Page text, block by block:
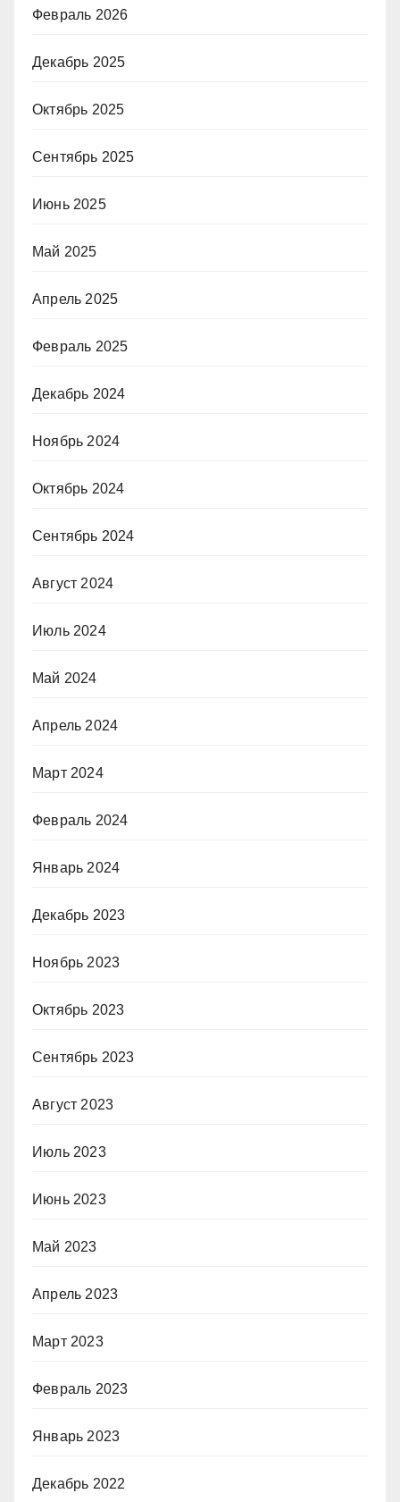
Февраль 2026
Декабрь 2025
Октябрь 2025
Сентябрь 2025
Июнь 2025
Май 2025
Апрель 2025
Февраль 2025
Декабрь 2024
Ноябрь 2024
Октябрь 2024
Сентябрь 2024
Август 2024
Июль 2024
Май 2024
Апрель 2024
Март 2024
Февраль 2024
Январь 2024
Декабрь 2023
Ноябрь 2023
Октябрь 2023
Сентябрь 2023
Август 2023
Июль 2023
Июнь 2023
Май 2023
Апрель 2023
Март 2023
Февраль 2023
Январь 2023
Декабрь 2022